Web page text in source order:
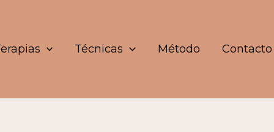
Técnicas Método Contacto